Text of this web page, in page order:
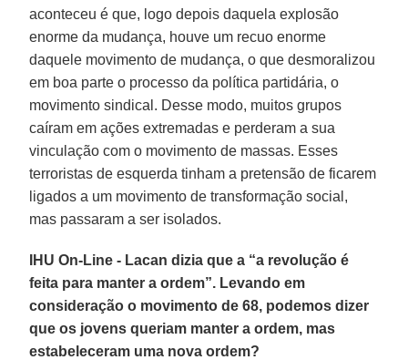
aconteceu é que, logo depois daquela explosão
enorme da mudança, houve um recuo enorme
daquele movimento de mudança, o que desmoralizou
em boa parte o processo da política partidária, o
movimento sindical. Desse modo, muitos grupos
caíram em ações extremadas e perderam a sua
vinculação com o movimento de massas. Esses
terroristas de esquerda tinham a pretensão de ficarem
ligados a um movimento de transformação social,
mas passaram a ser isolados.
IHU On-Line - Lacan dizia que a “a revolução é
feita para manter a ordem”. Levando em
consideração o movimento de 68, podemos dizer
que os jovens queriam manter a ordem, mas
estabeleceram uma nova ordem?